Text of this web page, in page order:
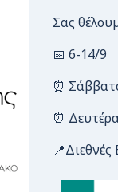
Σας
📅 6-14/9
⏰
⏰